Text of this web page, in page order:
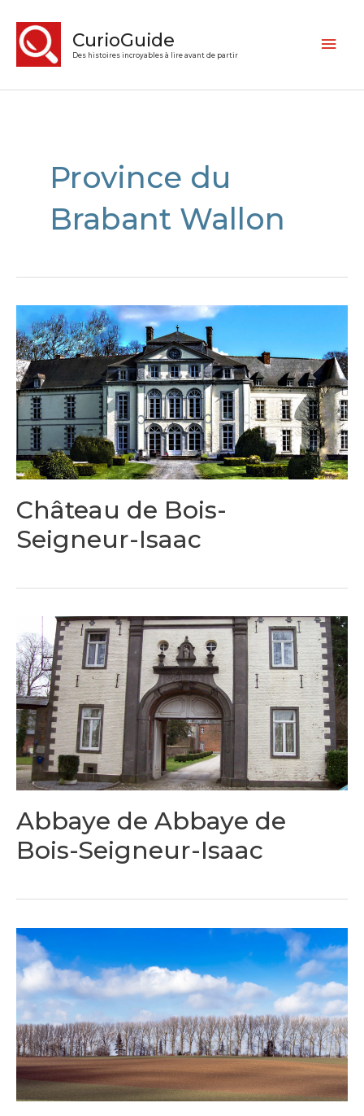
CurioGuide
Des histoires incroyables à lire avant de partir
Province du
Brabant Wallon
Château de Bois-
Seigneur-Isaac
Abbaye de Abbaye de
Bois-Seigneur-Isaac